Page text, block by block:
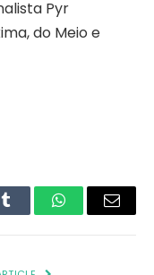
Pyr
do Meio e
Tumblr WhatsAppEmail